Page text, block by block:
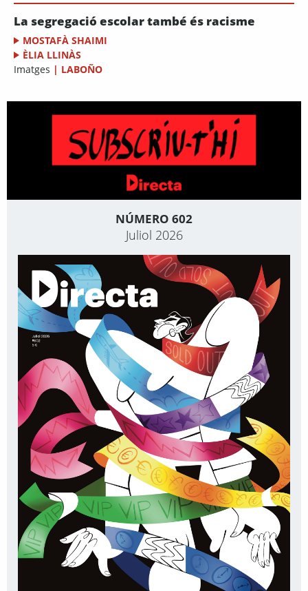
La segregació escolar també és racisme
MOSTAFÀ SHAIMI
ÈLIA LLINÀS
Imatges | LABOÑO
NÚMERO 602
Juliol 2026